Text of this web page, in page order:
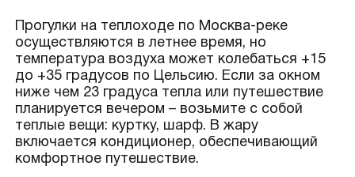
Прогулки на теплоходе по Москва-реке
осуществляются в летнее время, но
температура воздуха может колебаться +15
до +35 градусов по Цельсию. Если за окном
ниже чем 23 градуса тепла или путешествие
планируется вечером – возьмите с собой
теплые вещи: куртку, шарф. В жару
включается кондиционер, обеспечивающий
комфортное путешествие.